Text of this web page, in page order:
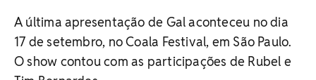
A última apresentação de Gal aconteceu no dia
17 de setembro, no Coala Festival, em São Paulo.
O show contou com as participações de Rubel e